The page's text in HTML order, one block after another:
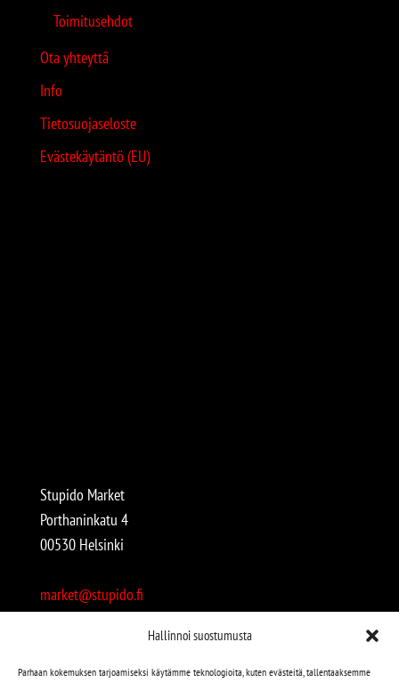
Hallinnoi suostumusta
Parhaan kokemuksen tarjoamiseksi käytämme teknologioita, kuten evästeitä, tallentaaksemme
Toimitusehdot
Ota yhteyttä
Info
Tietosuojaseloste
Evästekäytäntö (EU)
Stupido Market
Porthaninkatu 4
00530 Helsinki
market@stupido.fi
Avoinna: